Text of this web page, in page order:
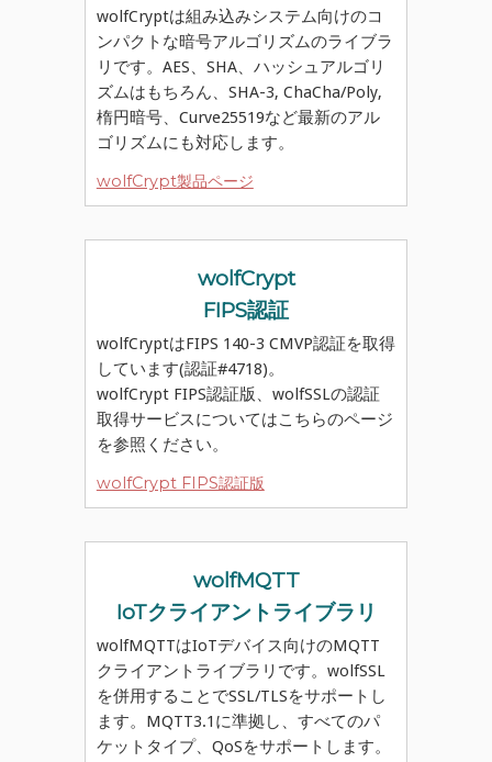
wolfCryptは組み込みシステム向けのコ
ンパクトな暗号アルゴリズムのライブラ
リです。AES、SHA、ハッシュアルゴリ
ズムはもちろん、SHA-3, ChaCha/Poly,
楕円暗号、Curve25519など最新のアル
ゴリズムにも対応します。
wolfCrypt製品ページ
wolfCrypt
FIPS認証
wolfCryptはFIPS 140-3 CMVP認証を取得
しています(認証#4718)。
wolfCrypt FIPS認証版、wolfSSLの認証
取得サービスについてはこちらのページ
を参照ください。
wolfCrypt FIPS認証版
wolfMQTT
IoTクライアントライブラリ
wolfMQTTはIoTデバイス向けのMQTT
クライアントライブラリです。wolfSSL
を併用することでSSL/TLSをサポートし
ます。MQTT3.1に準拠し、すべてのパ
ケットタイプ、QoSをサポートします。